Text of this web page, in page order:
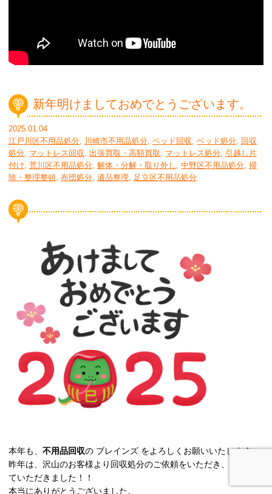
新年明けましておめでとうございます。
2025.01.04
江戸川区不用品処分, 川崎市不用品処分, ベッド回収, ベッド処分, 回収
処分, マットレス回収, 出張買取・高額買取, マットレス処分, 引越し片
付け, 荒川区不用品処分, 解体・分解・取り外し , 中野区不用品処分, 掃
除・整理整頓, 布団処分, 遺品整理, 足立区不用品処分
本年も、 不用品回収の ブレインズ をよろしくお願いいたします。
昨年は、沢山のお客様より回収処分のご依頼をいただき、訪問させ
ていただきました！！
本当にありがとうございました。